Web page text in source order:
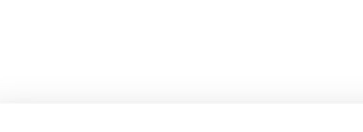
w kształcie prostokąta ok. 27m x 16 położony przy Placu Targowym na
przestrzennego oznaczony MW2 - mieszkalnictwo jednorodzinne z